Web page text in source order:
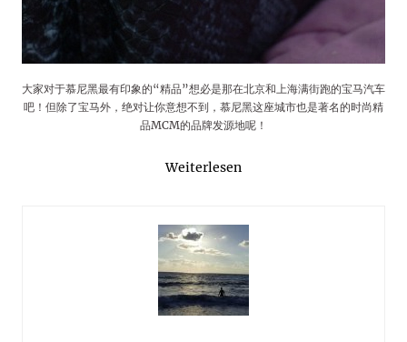
大家对于慕尼黑最有印象的“精品”想必是那在北京和上海满街跑的宝马汽车
吧！但除了宝马外，绝对让你意想不到，慕尼黑这座城市也是著名的时尚精
品MCM的品牌发源地呢！
Weiterlesen